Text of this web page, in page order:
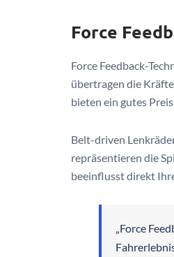
Force
Force Feedback-
übertragen die
bieten ein gutes
Belt-driven
repräsentieren die
beeinflusst direkt
„Force